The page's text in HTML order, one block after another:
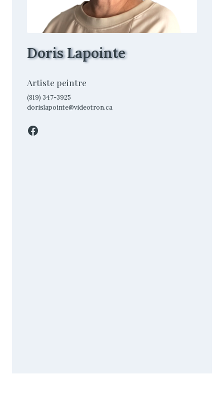
Doris Lapointe
Artiste peintre
(819) 347-3925
dorislapointe@videotron.ca
Facebook